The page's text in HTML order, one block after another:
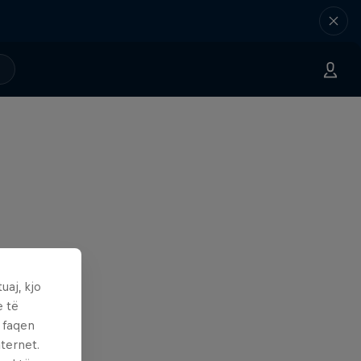
kjo
të